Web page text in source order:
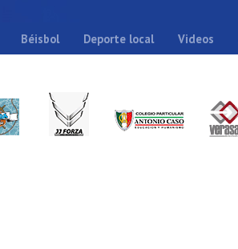
Béisbol Deporte local Videos